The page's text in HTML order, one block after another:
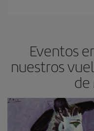
Eventos
nuestros
de